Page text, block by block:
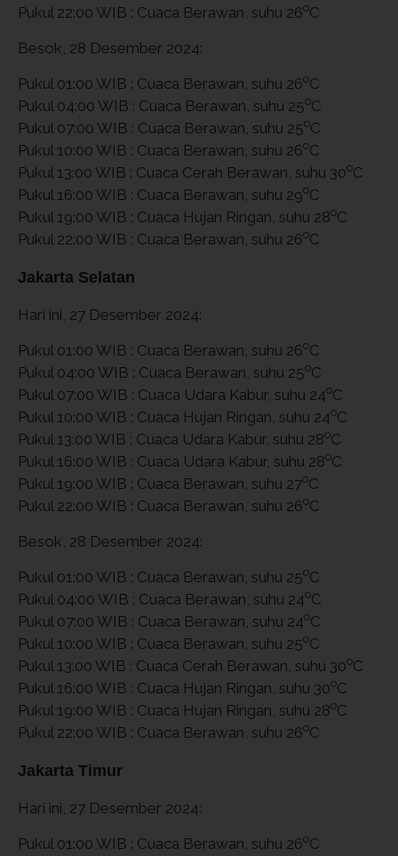
Pukul 22:00 WIB : Cuaca Berawan, suhu 26oC
Besok, 28 Desember 2024:
Pukul 01:00 WIB : Cuaca Berawan, suhu 26oC
Pukul 04:00 WIB : Cuaca Berawan, suhu 25oC
Pukul 07:00 WIB : Cuaca Berawan, suhu 25oC
Pukul 10:00 WIB : Cuaca Berawan, suhu 26oC
Pukul 13:00 WIB : Cuaca Cerah Berawan, suhu 30oC
Pukul 16:00 WIB : Cuaca Berawan, suhu 29oC
Pukul 19:00 WIB : Cuaca Hujan Ringan, suhu 28oC
Pukul 22:00 WIB : Cuaca Berawan, suhu 26oC
Jakarta Selatan
Hari ini, 27 Desember 2024:
Pukul 01:00 WIB : Cuaca Berawan, suhu 26oC
Pukul 04:00 WIB : Cuaca Berawan, suhu 25oC
Pukul 07:00 WIB : Cuaca Udara Kabur, suhu 24oC
Pukul 10:00 WIB : Cuaca Hujan Ringan, suhu 24oC
Pukul 13:00 WIB : Cuaca Udara Kabur, suhu 28oC
Pukul 16:00 WIB : Cuaca Udara Kabur, suhu 28oC
Pukul 19:00 WIB : Cuaca Berawan, suhu 27oC
Pukul 22:00 WIB : Cuaca Berawan, suhu 26oC
Besok, 28 Desember 2024:
Pukul 01:00 WIB : Cuaca Berawan, suhu 25oC
Pukul 04:00 WIB : Cuaca Berawan, suhu 24oC
Pukul 07:00 WIB : Cuaca Berawan, suhu 24oC
Pukul 10:00 WIB : Cuaca Berawan, suhu 25oC
Pukul 13:00 WIB : Cuaca Cerah Berawan, suhu 30oC
Pukul 16:00 WIB : Cuaca Hujan Ringan, suhu 30oC
Pukul 19:00 WIB : Cuaca Hujan Ringan, suhu 28oC
Pukul 22:00 WIB : Cuaca Berawan, suhu 26oC
Jakarta Timur
Hari ini, 27 Desember 2024:
Pukul 01:00 WIB : Cuaca Berawan, suhu 26oC